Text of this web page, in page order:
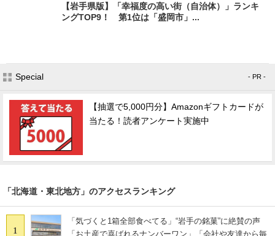
【岩手県版】「幸福度の高い街（自治体）」ランキ
ングTOP9！ 第1位は「盛岡市」...
Special - PR -
【抽選で5,000円分】Amazonギフトカードが
当たる！読者アンケート実施中
「北海道・東北地方」のアクセスランキング
1
「気づくと1箱全部食べてる」“岩手の銘菓”に絶賛の声
「お土産で喜ばれるナンバーワン」「会社や友達から毎